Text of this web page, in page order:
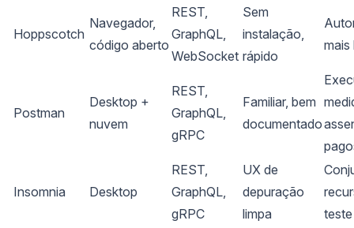
Hoppscotch
Navegador,
código aberto
REST,
GraphQL,
WebSocket
Sem
instalação,
rápido
mais
Postman
Desktop +
nuvem
REST,
GraphQL,
gRPC
Familiar, bem
documentado
Insomnia Desktop
REST,
GraphQL,
gRPC
UX de
depuração
limpa